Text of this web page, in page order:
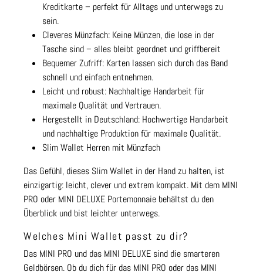
Kreditkarte – perfekt für Alltags und unterwegs zu
sein.
Cleveres Münzfach: Keine Münzen, die lose in der
Tasche sind – alles bleibt geordnet und griffbereit
Bequemer Zufriff: Karten lassen sich durch das Band
schnell und einfach entnehmen.
Leicht und robust: Nachhaltige Handarbeit für
maximale Qualität und Vertrauen.
Hergestellt in Deutschland: Hochwertige Handarbeit
und nachhaltige Produktion für maximale Qualität.
Slim Wallet Herren mit Münzfach
Das Gefühl, dieses Slim Wallet in der Hand zu halten, ist
einzigartig: leicht, clever und extrem kompakt. Mit dem MINI
PRO oder MINI DELUXE Portemonnaie behältst du den
Überblick und bist leichter unterwegs.
Welches Mini Wallet passt zu dir?
Das MINI PRO und das MINI DELUXE sind die smarteren
Geldbörsen. Ob du dich für das MINI PRO oder das MINI